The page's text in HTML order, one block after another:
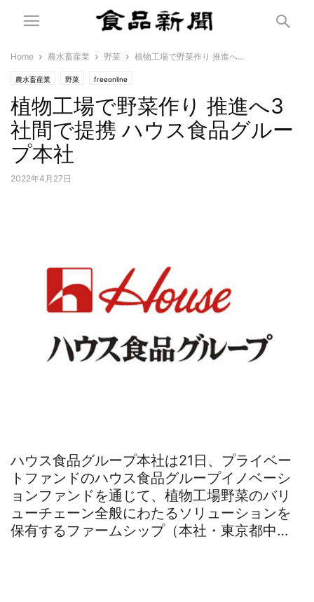
Home 農水畜産業 野菜 植物工場で野菜作り 推進へ...
農水畜産業 野菜 freeonline
植物工場で野菜作り 推進へ3
社間で提携 ハウス食品グルー
プ本社
2022年4月27日
ハウス食品グループ本社は21日、プライベー
トファンドのハウス食品グループイノベーシ
ョンファンドを通じて、植物工場野菜のバリ
ューチェーン全般にわたるソリューションを
保有するファームシップ（本社・東京都中…